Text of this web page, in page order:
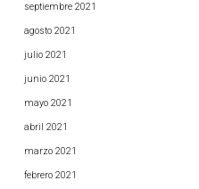
septiembre 2021
agosto 2021
julio 2021
junio 2021
mayo 2021
abril 2021
marzo 2021
febrero 2021